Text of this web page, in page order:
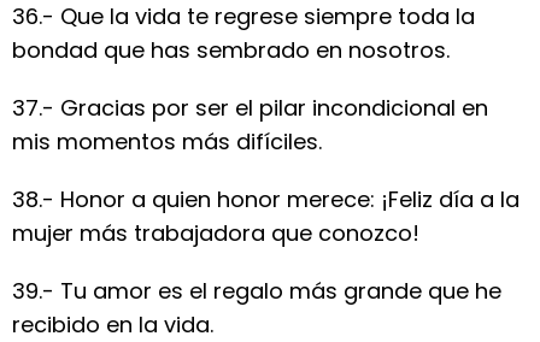
36.- Que la vida te regrese siempre toda la
bondad que has sembrado en nosotros.
37.- Gracias por ser el pilar incondicional en
mis momentos más difíciles.
38.- Honor a quien honor merece: ¡Feliz día a la
mujer más trabajadora que conozco!
39.- Tu amor es el regalo más grande que he
recibido en la vida.